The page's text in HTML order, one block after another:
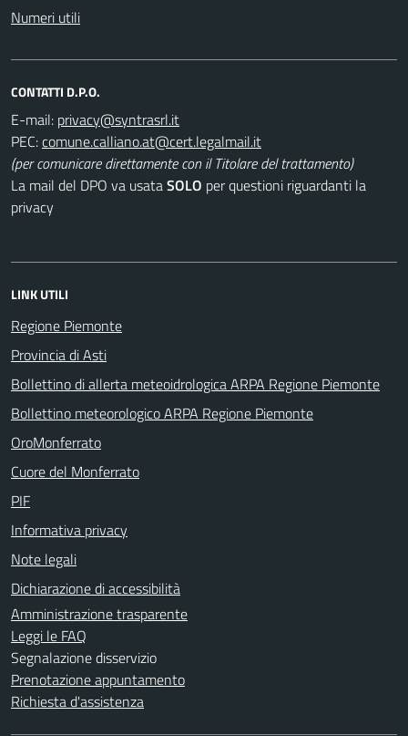
Numeri utili
CONTATTI D.P.O.
E-mail:
PEC:
(per comunicare direttamente con il Titolare del trattamento)
La mail del DPO va usataSOLO per questioni riguardanti la
privacy
LINK UTILI
Regione Piemonte
Provincia di Asti
Bollettino di allerta meteoidrologica ARPA Regione Piemonte
Bollettino meteorologico ARPA Regione Piemonte
OroMonferrato
Cuore del Monferrato
PIF
Informativa privacy
Note legali
Dichiarazione di accessibilità
Amministrazione trasparente
Leggi le FAQ
Segnalazione disservizio
Prenotazione appuntamento
Richiesta d'assistenza